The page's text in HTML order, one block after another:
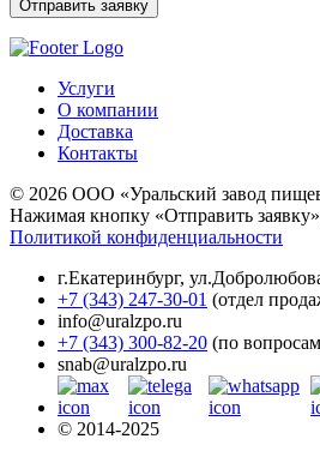
Услуги
О компании
Доставка
Контакты
© 2026 ООО «Уральский завод
Нажимая кнопку «Отправить
Политикой конфиденциальности
г.Екатеринбург,
+7 (343) 247-30-01 (отдел
info@uralzpo.ru
+7 (343) 300-82-20 (по
snab@uralzpo.ru
© 2014-2025